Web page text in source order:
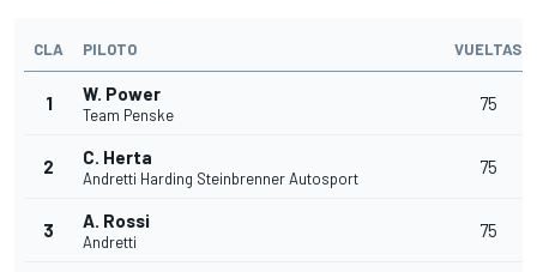
CLA PILOTO VUELTAS
1 W. Power
Team Penske
75
2 C. Herta
Andretti Harding Steinbrenner Autosport
75
3 A. Rossi
Andretti
75